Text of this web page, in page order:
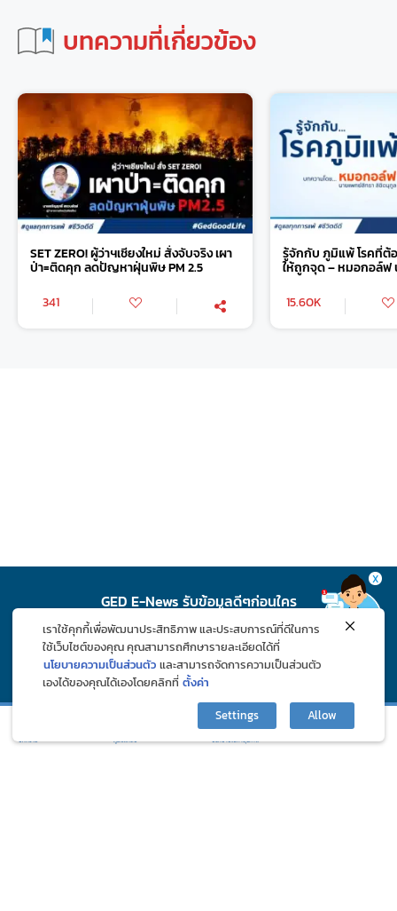
บทความที่เกี่ยวข้อง
SET ZERO! ผู้ว่าฯเชียงใหม่ สั่งจับจริง เผา
ป่า=ติดคุก ลดปัญหาฝุ่นพิษ PM 2.5
341
รู้จักกับ ภูมิแพ้ โรคที่ต้
ให้ถูกจุด – หมอกอล์
15.60K
GED E-News รับข้อมูลดีๆก่อนใคร
บทความ ภูมิแพ้คลับ
X
เราใช้คุกกี้เพื่อพัฒนาประสิทธิภาพ และประสบการณ์ที่ดีในการ
ใช้เว็บไซต์ของคุณ คุณสามารถศึกษารายละเอียดได้ที่
นโยบายความเป็นส่วนตัว และสามารถจัดการความเป็นส่วนตัว
เองได้ของคุณได้เองโดยคลิกที่ ตั้งค่า
Settings
Allow